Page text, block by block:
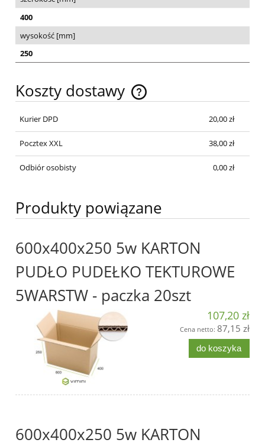
400
wysokość [mm]
250
Koszty dostawy
Cena nie zawiera ewentualnych kosztów płatności
Kurier DPD
20,00 zł
Pocztex XXL 38,00 zł
Odbiór osobisty 0,00 zł
Produkty powiązane
600x400x250 5w KARTON
PUDŁO PUDEŁKO TEKTUROWE
5WARSTW - paczka 20szt
107,20 zł
Cena netto: 87,15 zł
do koszyka
600x400x250 5w KARTON